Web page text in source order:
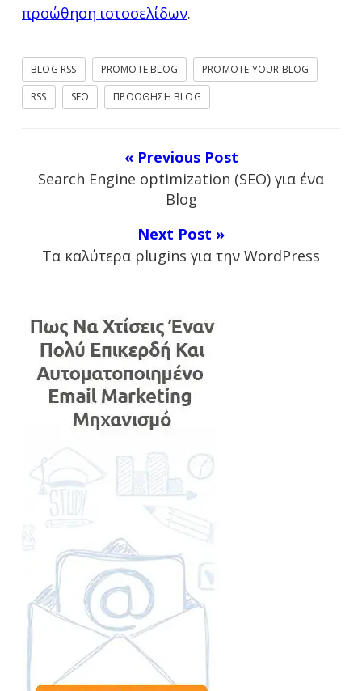
προώθηση ιστοσελίδων.
BLOG RSS PROMOTE BLOG
PROMOTE YOUR BLOG
RSS
SEO ΠΡΟΏΘΗΣΗ BLOG
« Previous Post
Search Engine optimization (SEO) για ένα
Blog
Next Post »
Τα καλύτερα plugins για την WordPress